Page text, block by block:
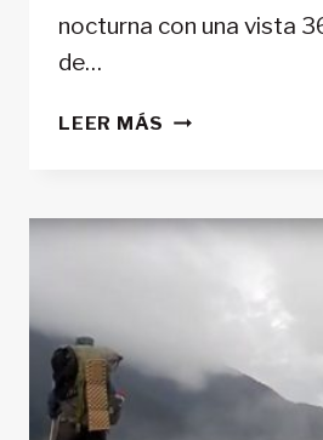
nocturna con una vista
de…
LEER MÁS SENDERO
ZELANDA)